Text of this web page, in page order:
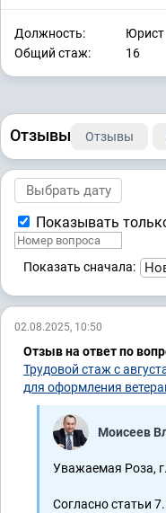
Должность:
Юрист
Общий стаж:
16
Отзывы Отзывы
Показывать
Показать сначала:
02.08.2025, 10:50
Отзыв на ответ по
Трудовой стаж с
для оформления
Моисеев
Уважаемая Роза,
Согласно статьи